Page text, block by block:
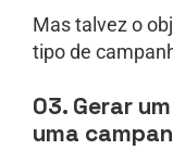
Mas talvez o
tipo de
03. Gerar
uma